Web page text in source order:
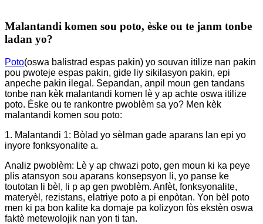
Malantandi komen sou poto, èske ou te janm tonbe
ladan yo?
Poto(oswa balistrad espas pakin) yo souvan itilize nan pakin
pou pwoteje espas pakin, gide liy sikilasyon pakin, epi
anpeche pakin ilegal. Sepandan, anpil moun gen tandans
tonbe nan kèk malantandi komen lè y ap achte oswa itilize
poto. Èske ou te rankontre pwoblèm sa yo? Men kèk
malantandi komen sou poto:
1. Malantandi 1: Bòlad yo sèlman gade aparans lan epi yo
inyore fonksyonalite a.
Analiz pwoblèm: Lè y ap chwazi poto, gen moun ki ka peye
plis atansyon sou aparans konsepsyon li, yo panse ke
toutotan li bèl, li p ap gen pwoblèm. Anfèt, fonksyonalite,
materyèl, rezistans, elatriye poto a pi enpòtan. Yon bèl poto
men ki pa bon kalite ka domaje pa kolizyon fòs ekstèn oswa
faktè metewolojik nan yon ti tan.